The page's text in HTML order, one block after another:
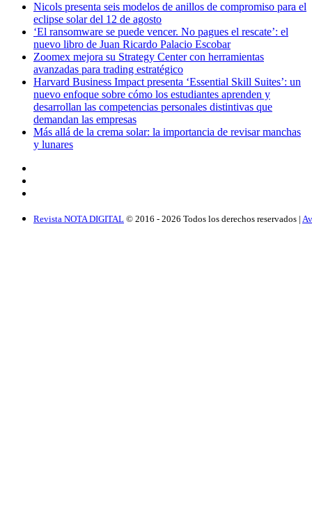
Nicols presenta seis modelos de anillos de compromiso para el
eclipse solar del 12 de agosto
‘El ransomware se puede vencer. No pagues el rescate’: el
nuevo libro de Juan Ricardo Palacio Escobar
Zoomex mejora su Strategy Center con herramientas
avanzadas para trading estratégico
Harvard Business Impact presenta ‘Essential Skill Suites’: un
nuevo enfoque sobre cómo los estudiantes aprenden y
desarrollan las competencias personales distintivas que
demandan las empresas
Más allá de la crema solar: la importancia de revisar manchas
y lunares
Revista NOTA DIGITAL © 2016 - 2026 Todos los derechos reservados |